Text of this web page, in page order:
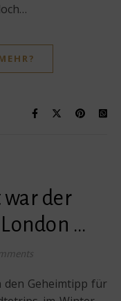
der
…
den Geheimtipp für